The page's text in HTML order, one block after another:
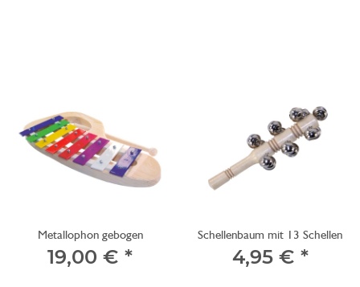
Metallophon gebogen
19,00 € *
Schellenbaum mit 13 Schellen
4,95 € *